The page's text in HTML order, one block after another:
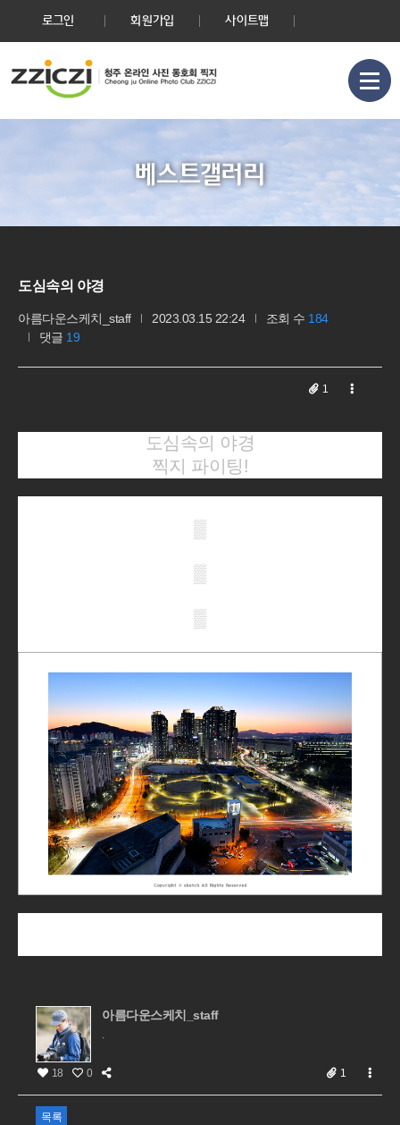
로그인 회원가입 사이트맵
베스트갤러리
도심속의 야경
아름다운스케치_staff 2023.03.15 22:24 조회 수 184
댓글 19
1
도심속의 야경
찍지 파이팅!
▒
▒
▒
아름다운스케치_staff
.
18 0 1
목록